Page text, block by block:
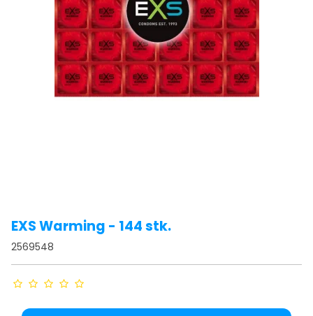
EXS Warming - 144 stk.
2569548